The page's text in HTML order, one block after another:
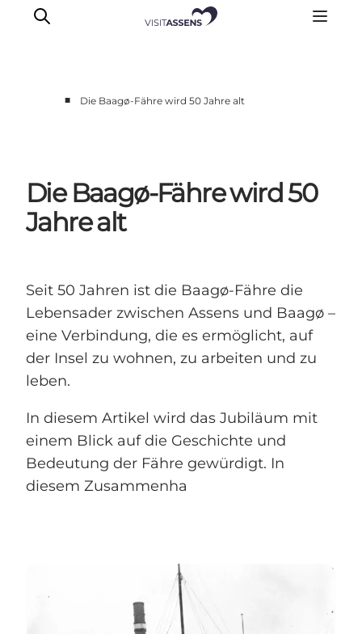
Essen & trinken
Veranstaltungen
Öffnungszeiten
■ Die Baagø-Fähre wird 50 Jahre alt
Die Baagø-Fähre wird 50
Jahre alt
Seit 50 Jahren ist die Baagø-Fähre die
Lebensader zwischen Assens und Baagø –
eine Verbindung, die es ermöglicht, auf
der Insel zu wohnen, zu arbeiten und zu
leben.
In diesem Artikel wird das Jubiläum mit
einem Blick auf die Geschichte und
Bedeutung der Fähre gewürdigt. In
diesem Zusammenha